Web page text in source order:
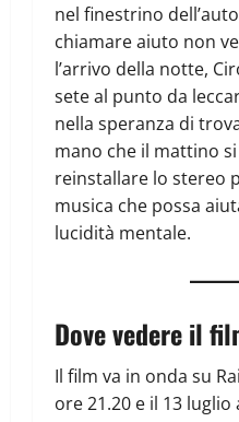
nel finestrino
chiamare aiuto non
l’arrivo della notte,
sete al punto da
nella speranza di
mano che il mattino
reinstallare lo stereo
musica che possa
lucidità mentale.
Dove vedere il
Il film va in onda su
ore 21.20 e il 13 luglio